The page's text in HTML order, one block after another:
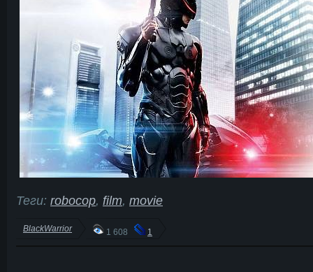
Теги: robocop, film, movie
BlackWarrior 1 608 1